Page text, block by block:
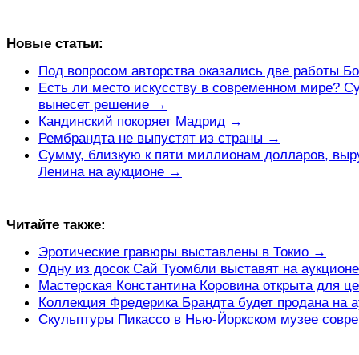
Новые статьи:
Под вопросом авторства оказались две работы
Есть ли место искусству в современном мире?
вынесет решение →
Кандинский покоряет Мадрид →
Рембрандта не выпустят из страны →
Сумму, близкую к пяти миллионам долларов,
Ленина на аукционе →
Читайте также:
Эротические гравюры выставлены в Токио →
Одну из досок Сай Туомбли выставят на
Мастерская Константина Коровина открыта для
Коллекция Фредерика Брандта будет продана на
Скульптуры Пикассо в Нью-Йоркском музее